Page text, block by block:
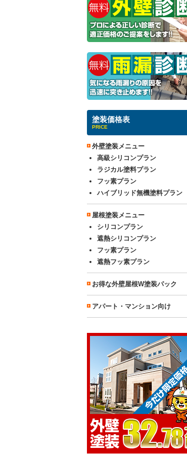
塗装価格表
PRICE
外壁塗装メニュー
高級シリコンプラン
ラジカル塗料プラン
フッ素プラン
ハイブリッド無機塗料プラン
屋根塗装メニュー
シリコンプラン
遮熱シリコンプラン
フッ素プラン
遮熱フッ素プラン
お得な外壁屋根W塗装パック
アパート・マンション向け